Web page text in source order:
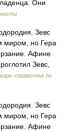
Они
Зевс
миром, но Гера
Афине
Зевс,
справочник по
Зевс
миром, но Гера
Афине